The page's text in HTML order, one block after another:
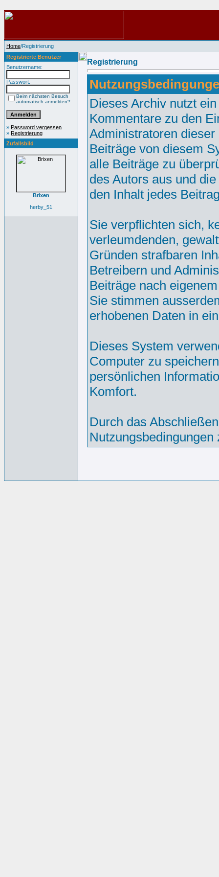
Home/Registrierung
Registrierte Benutzer
Benutzername:
Passwort:
Beim nächsten Besuch
automatisch anmelden?
» Password vergessen
» Registrierung
Zufallsbild
Brixen
herby_51
Registrierung
Dieses Archiv nutzt
Kommentare zu den
Administratoren
Beiträge von diesem
alle Beiträge zu
des Autors aus und
den Inhalt jedes
Sie verpflichten sich,
verleumdenden,
Gründen strafbaren
Betreibern und
Beiträge nach
Sie stimmen
erhobenen Daten in
Dieses System
Computer zu
persönlichen
Komfort.
Durch das
Nutzungsbedingungen